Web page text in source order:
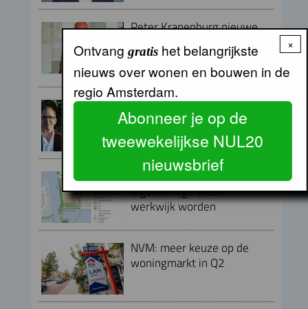
Peter Kranenburg nieuwe
directeur Financiën en
Bedrijfsvoering bij Lieven de
Key
Directieteam Eigen Haard
compleet met twee nieuwe
directeuren
Baaibuurt West moet
eigenzinnige woon-
werkwijk worden
NVM: meer keuze op de
woningmarkt in Q2
×
Ontvang gratishet belangrijkste
nieuws over wonen en bouwen in de
regio Amsterdam.
Abonneer je op de
tweewekelijkse NUL20
nieuwsbrief